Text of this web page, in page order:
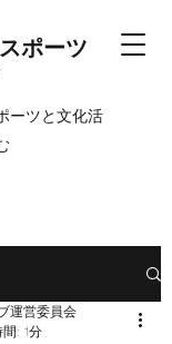
ポーツ
ーツと文化活
運営委員会
: 1分